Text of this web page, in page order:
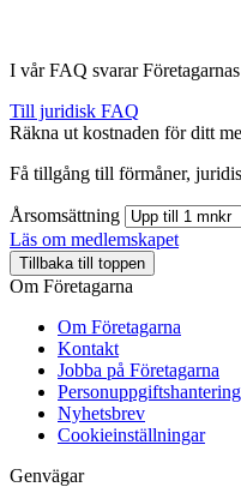
I vår FAQ svarar
Till juridisk FAQ
Räkna ut kostnaden för ditt
Få tillgång till förmåner,
Årsomsättning
Läs om medlemskapet
Tillbaka till toppen
Om Företagarna
Om Företagarna
Kontakt
Jobba på Företagarna
Personuppgiftshantering
Nyhetsbrev
Cookieinställningar
Genvägar